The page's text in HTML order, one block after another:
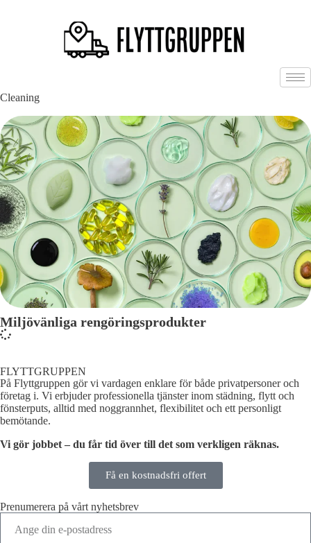
Cleaning
Miljövänliga rengöringsprodukter
FLYTTGRUPPEN
På Flyttgruppen gör vi vardagen enklare för både privatpersoner och
företag i. Vi erbjuder professionella tjänster inom städning, flytt och
fönsterputs, alltid med noggrannhet, flexibilitet och ett personligt
bemötande.
Vi gör jobbet – du får tid över till det som verkligen räknas.
Få en kostnadsfri offert
Prenumerera på vårt nyhetsbrev